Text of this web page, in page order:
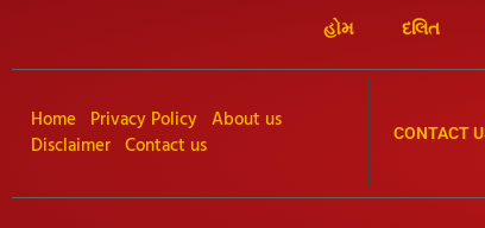
હોમ દલિત
Home Privacy Policy About us
Disclaimer Contact us CONTACT